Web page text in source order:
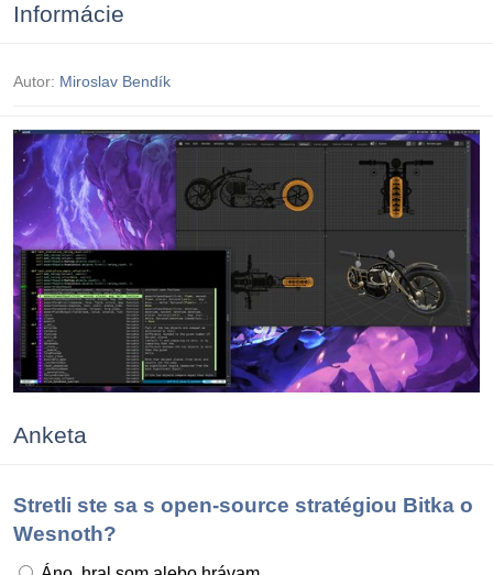
Informácie
Autor: Miroslav Bendík
Anketa
Stretli ste sa s open-source stratégiou Bitka o
Wesnoth?